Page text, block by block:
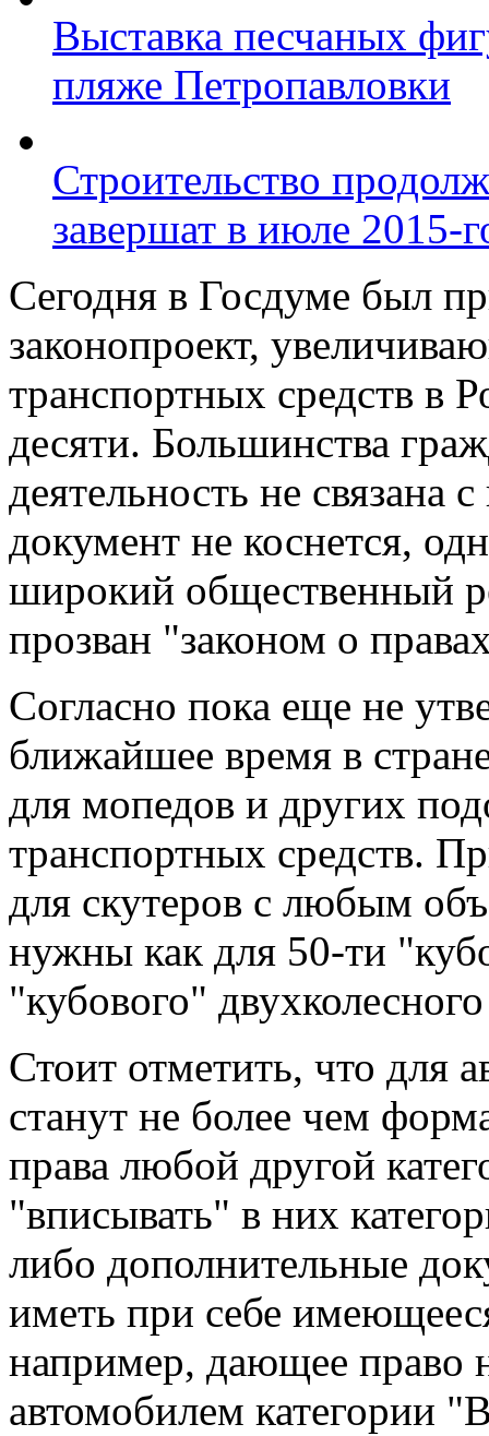
Выставка песчаных
пляже Петропавловки
Строительство
завершат в июле 2015-
Сегодня в Госдуме был
законопроект,
транспортных средств в
десяти. Большинства
деятельность не связана
документ не коснется,
широкий общественный
прозван "законом о
Согласно пока еще не
ближайшее время в
для мопедов и других
транспортных средств.
для скутеров с любым
нужны как для 50-ти
"кубового"
Стоит отметить, что для
станут не более чем
права любой другой
"вписывать" в них
либо дополнительные
иметь при себе
например, дающее право
автомобилем категории